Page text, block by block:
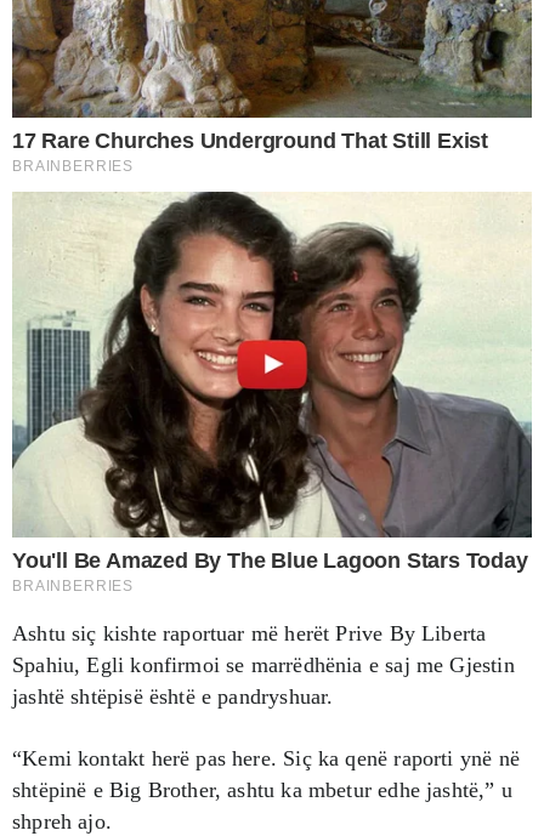
Ashtu siç kishte raportuar më herët Prive By Liberta
Spahiu, Egli konfirmoi se marrëdhënia e saj me Gjestin
jashtë shtëpisë është e pandryshuar.
“Kemi kontakt herë pas here. Siç ka qenë raporti ynë në
shtëpinë e Big Brother, ashtu ka mbetur edhe jashtë,” u
shpreh ajo.